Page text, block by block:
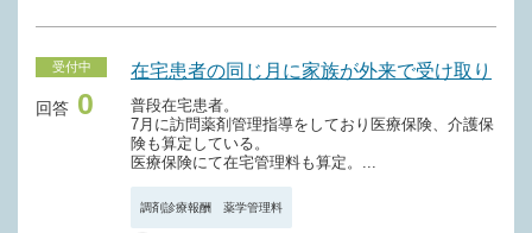
受付中
回答 0
在宅患者の同じ月に家族が外来で受け取り
普段在宅患者。
7月に訪問薬剤管理指導をしており医療保険、介護保
険も算定している。
医療保険にて在宅管理料も算定。...
調剤診療報酬 薬学管理料